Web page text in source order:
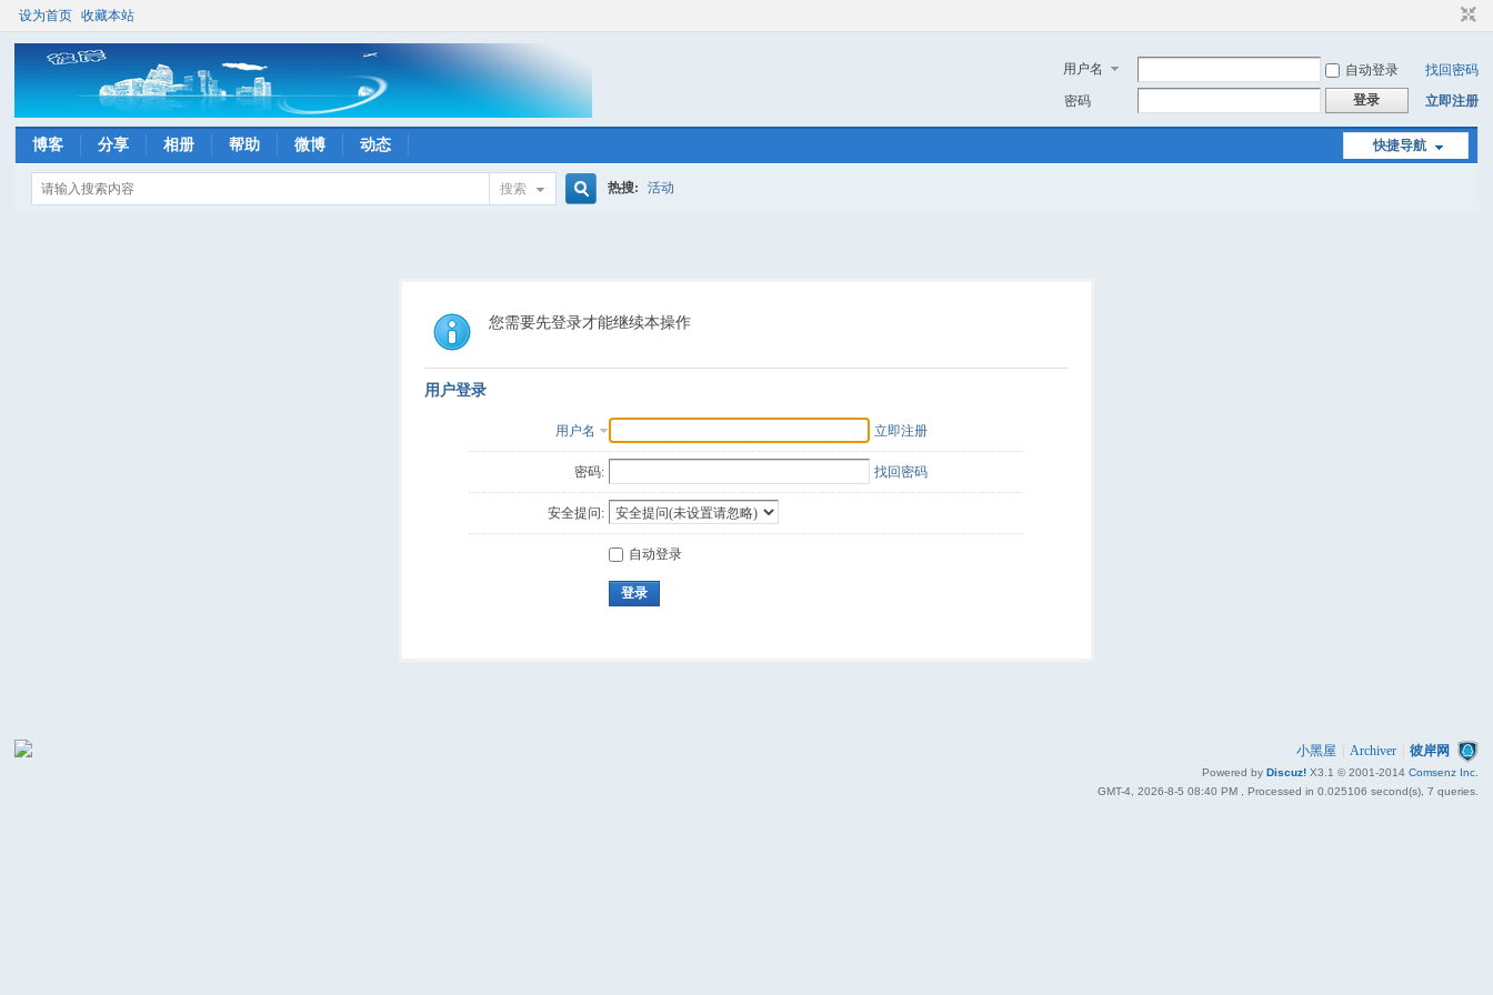
设为首页 收藏本站
用户名 自动登录
找回密码
密码
登录 立即注册
快捷导航
博客 分享 相册 帮助 微博 动态
搜索
索
热搜: 活动
您需要先登录才能继续本操作
用户登录
用户名 立即注册
密码: 找回密码
安全提问:
自动登录
登录
小黑屋 Archiver 彼岸网
Powered by Discuz! X3.1 © 2001-2014 Comsenz Inc.
GMT-4, 2026-8-5 08:40 PM, Processed in 0.025106 second(s), 7 queries.